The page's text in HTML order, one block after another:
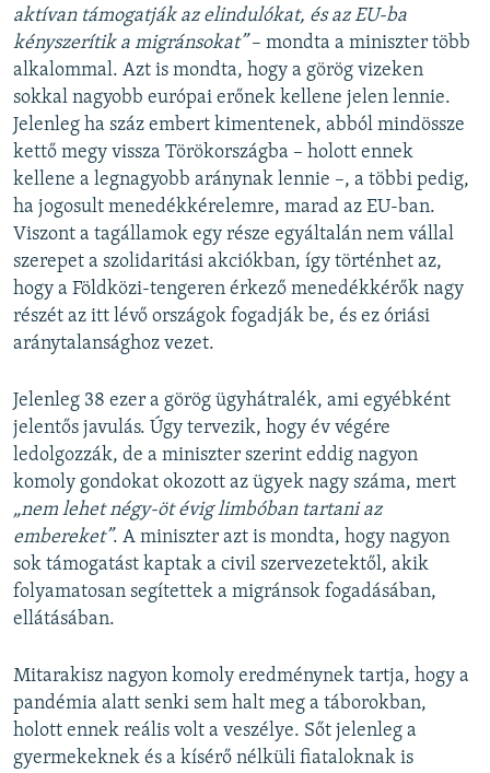
aktívan támogatják az elindulókat, és az EU-ba
kényszerítik a migránsokat”– mondta a miniszter több
alkalommal. Azt is mondta, hogy a görög vizeken
sokkal nagyobb európai erőnek kellene jelen lennie.
Jelenleg ha száz embert kimentenek, abból mindössze
kettő megy vissza Törökországba – holott ennek
kellene a legnagyobb aránynak lennie –, a többi pedig,
ha jogosult menedékkérelemre, marad az EU-ban.
Viszont a tagállamok egy része egyáltalán nem vállal
szerepet a szolidaritási akciókban, így történhet az,
hogy a Földközi-tengeren érkező menedékkérők nagy
részét az itt lévő országok fogadják be, és ez óriási
aránytalansághoz vezet.
Jelenleg 38 ezer a görög ügyhátralék, ami egyébként
jelentős javulás. Úgy tervezik, hogy év végére
ledolgozzák, de a miniszter szerint eddig nagyon
komoly gondokat okozott az ügyek nagy száma, mert
„nem lehet négy-öt évig limbóban tartani az
embereket”. A miniszter azt is mondta, hogy nagyon
sok támogatást kaptak a civil szervezetektől, akik
folyamatosan segítettek a migránsok fogadásában,
ellátásában.
Mitarakisz nagyon komoly eredménynek tartja, hogy a
pandémia alatt senki sem halt meg a táborokban,
holott ennek reális volt a veszélye. Sőt jelenleg a
gyermekeknek és a kísérő nélküli fiataloknak is